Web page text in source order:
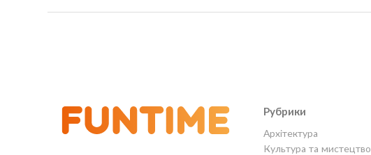
Рубрики
Архітектура
Культура та мистецтво